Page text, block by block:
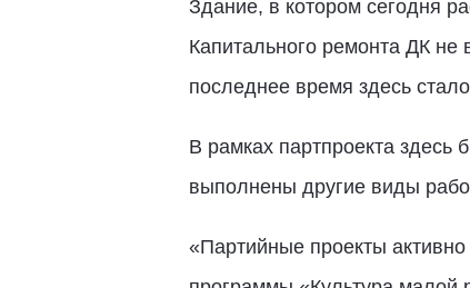
Здание, в котором сегодня
Капитального ремонта ДК не
последнее время здесь
В рамках партпроекта здесь
выполнены другие виды
«Партийные проекты